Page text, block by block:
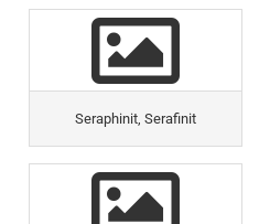
Seraphinit, Serafinit